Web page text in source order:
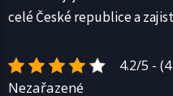
celé České republice a
4.2/5 -
Nezařazené